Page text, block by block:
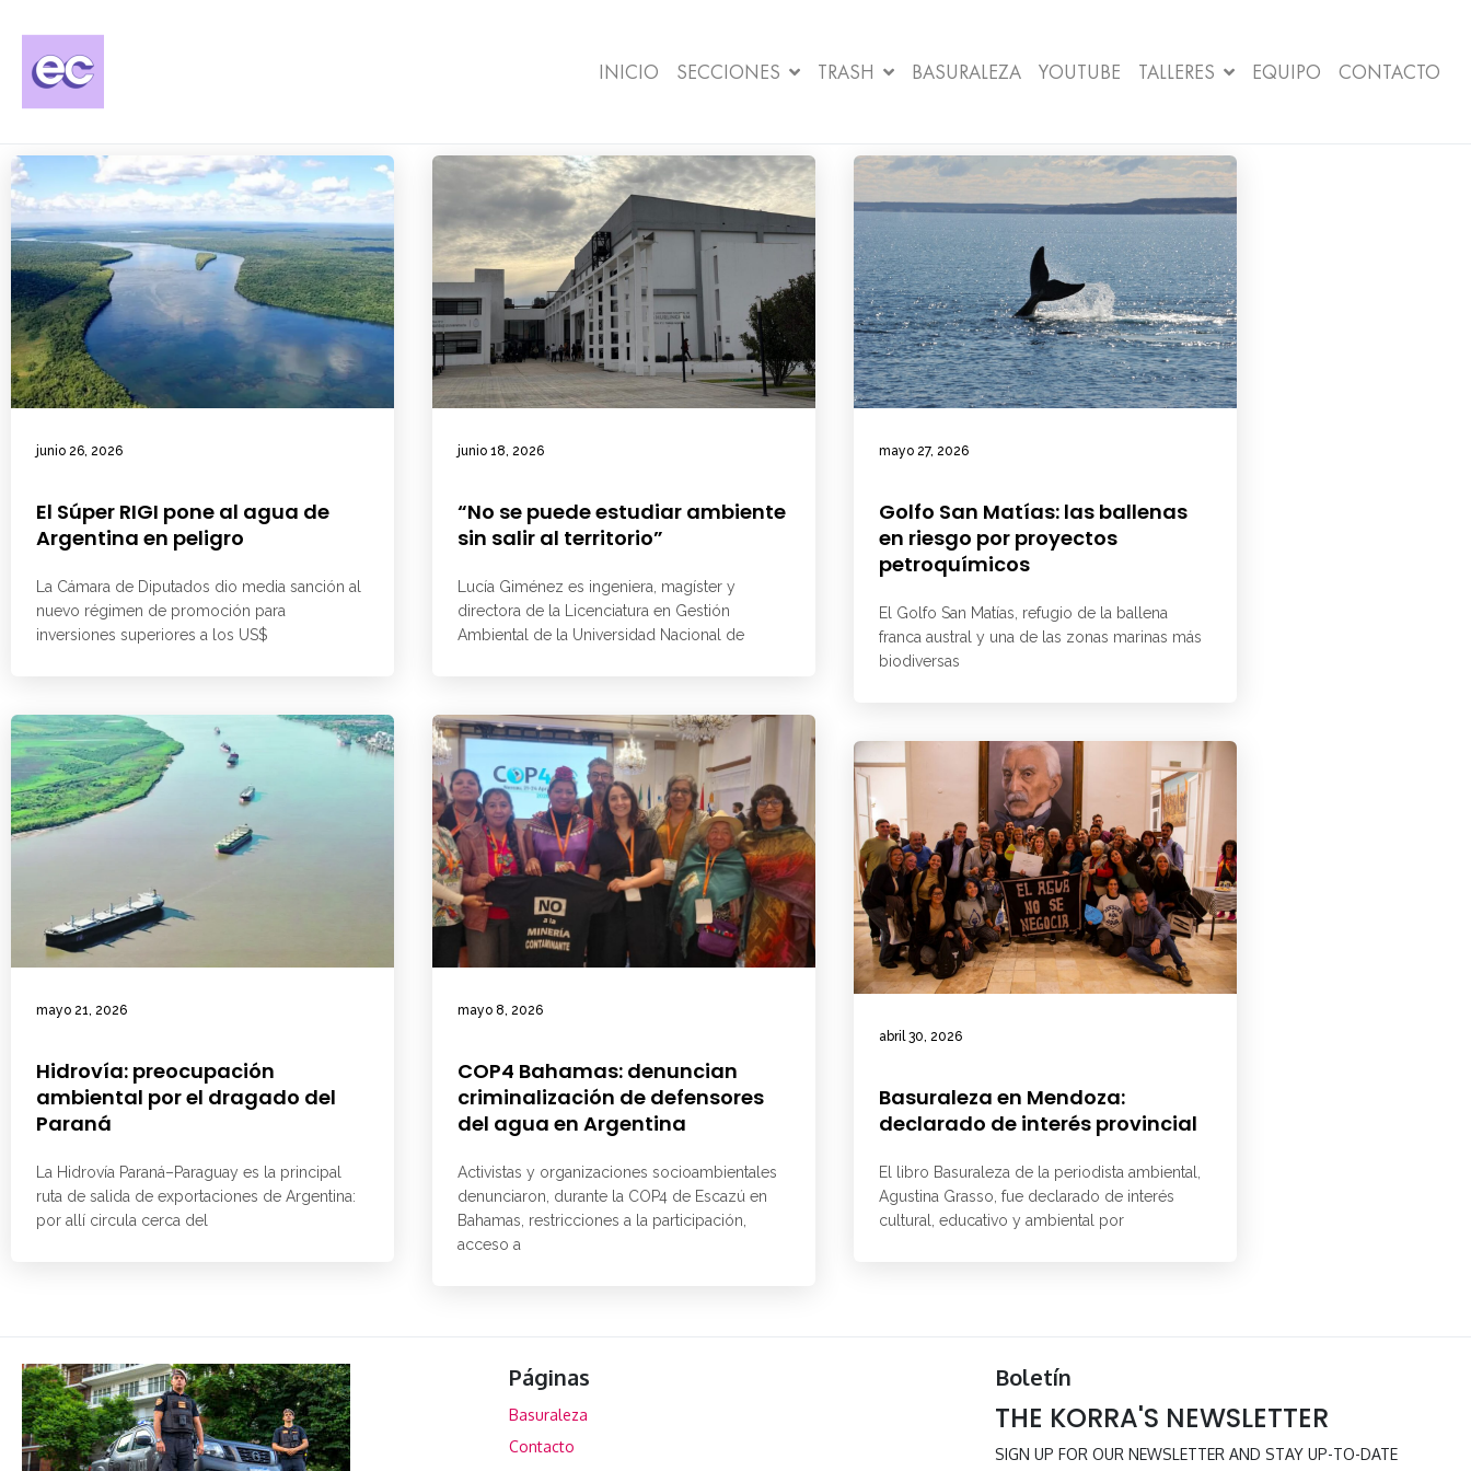
INICIO SECCIONES TRASH BASURALEZA YOUTUBE TALLERES EQUIPO CONTACTO
junio 26, 2026
El Súper RIGI pone al agua de
Argentina en peligro
La Cámara de Diputados dio media sanción al
nuevo régimen de promoción para
inversiones superiores a los US$
junio 18, 2026
“No se puede estudiar ambiente
sin salir al territorio”
Lucía Giménez es ingeniera, magíster y
directora de la Licenciatura en Gestión
Ambiental de la Universidad Nacional de
mayo 27, 2026
Golfo San Matías: las ballenas
en riesgo por proyectos
petroquímicos
El Golfo San Matías, refugio de la ballena
franca austral y una de las zonas marinas más
biodiversas
mayo 21, 2026
Hidrovía: preocupación
ambiental por el dragado del
Paraná
La Hidrovía Paraná–Paraguay es la principal
ruta de salida de exportaciones de Argentina:
por allí circula cerca del
mayo 8, 2026
COP4 Bahamas: denuncian
criminalización de defensores
del agua en Argentina
Activistas y organizaciones socioambientales
denunciaron, durante la COP4 de Escazú en
Bahamas, restricciones a la participación,
acceso a
abril 30, 2026
Basuraleza en Mendoza:
declarado de interés provincial
El libro Basuraleza de la periodista ambiental,
Agustina Grasso, fue declarado de interés
cultural, educativo y ambiental por
Páginas
Basuraleza
Contacto
Boletín
THE KORRA'S NEWSLETTER
SIGN UP FOR OUR NEWSLETTER AND STAY UP-TO-DATE